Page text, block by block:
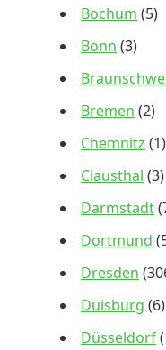
Bochum (5)
Bonn (3)
Bremen (2)
Chemnitz (1)
Clausthal (3)
Darmstadt
Dortmund
Dresden
Duisburg (6)
Düsseldorf